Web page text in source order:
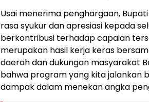
Usai menerima penghargaan,
rasa syukur dan apresiasi kepada
berkontribusi terhadap capaian
merupakan hasil kerja keras
daerah dan dukungan masyarakat
bahwa program yang kita jalankan
dampak dalam menekan angka